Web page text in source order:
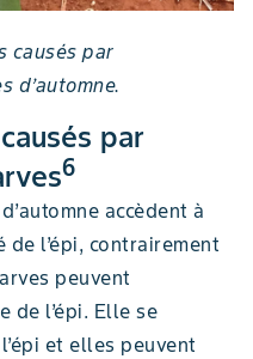
causés par
d’automne.
par
6
accèdent à
de l’épi, contrairement
peuvent
de l’épi. Elle se
et elles peuvent